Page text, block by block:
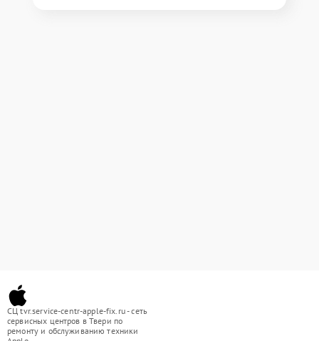
СЦ tvr.service-centr-apple-fix.ru - сеть
сервисных центров в Твери по
ремонту и обслуживанию техники